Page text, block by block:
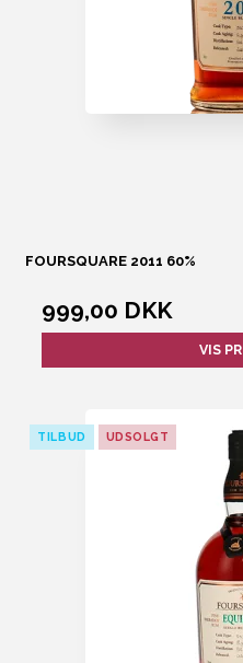
FOURSQUARE 2011 60%
999,00 DKK
VIS
TILBUD UDSOLGT